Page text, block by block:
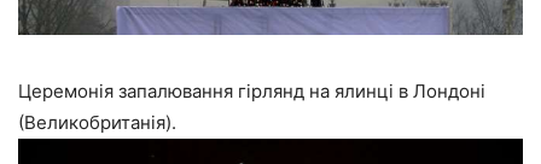
Церемонія запалювання гірлянд на ялинці в Лондоні
(Великобританія).